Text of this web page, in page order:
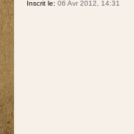
Inscrit le: 06 Avr 2012, 14:31